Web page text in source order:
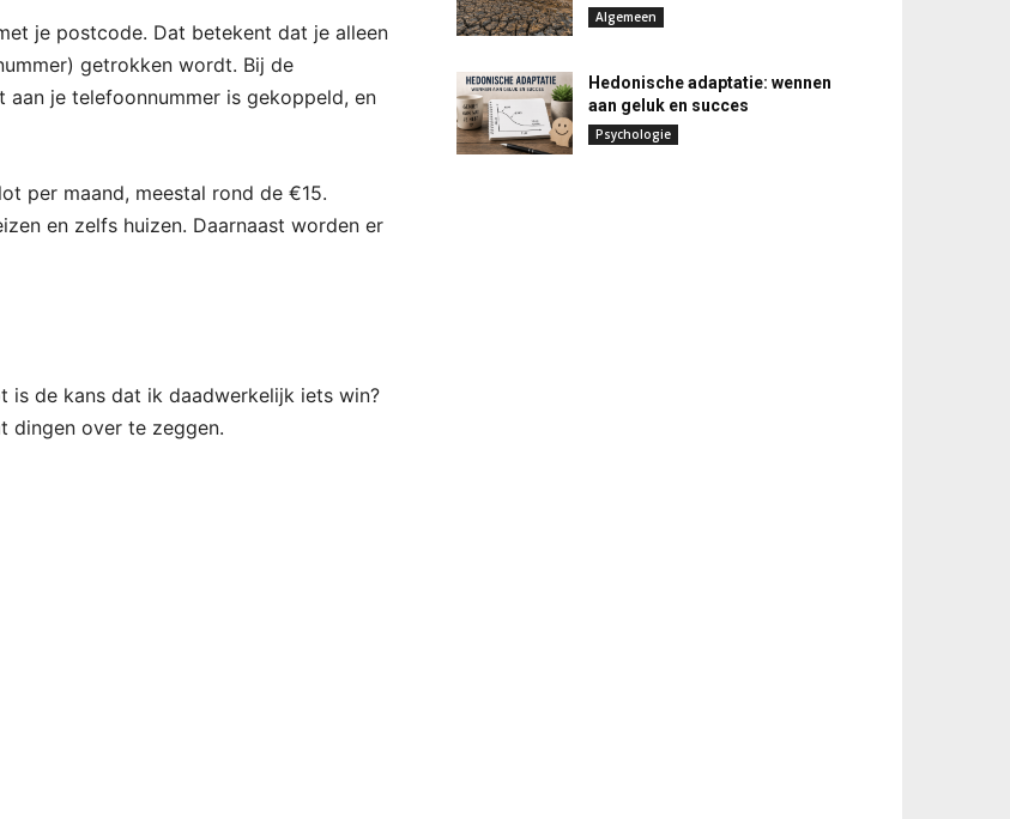
je postcode. Dat betekent dat je alleen
getrokken wordt. Bij de
aan je telefoonnummer is gekoppeld, en
per maand, meestal rond de €15.
en zelfs huizen. Daarnaast worden er
is de kans dat ik daadwerkelijk iets win?
dingen over te zeggen.
Algemeen
Hedonische adaptatie: wennen
aan geluk en succes
Psychologie